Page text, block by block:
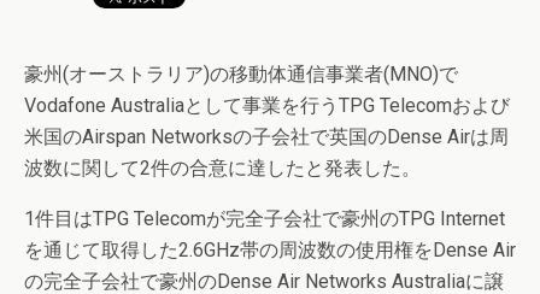
豪州(オーストラリア)の移動体通信事業者(MNO)で
Vodafone Australiaとして事業を行うTPG Telecomおよび
米国のAirspan Networksの子会社で英国のDense Airは周
波数に関して2件の合意に達したと発表した。
1件目はTPG Telecomが完全子会社で豪州のTPG Internet
を通じて取得した2.6GHz帯の周波数の使用権をDense Air
の完全子会社で豪州のDense Air Networks Australiaに譲